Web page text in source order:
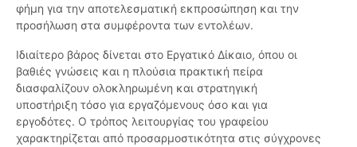
φήμη για την αποτελεσματική εκπροσώπηση και την
προσήλωση στα συμφέροντα των εντολέων.
Ιδιαίτερο βάρος δίνεται στο Εργατικό Δίκαιο, όπου οι
βαθιές γνώσεις και η πλούσια πρακτική πείρα
διασφαλίζουν ολοκληρωμένη και στρατηγική
υποστήριξη τόσο για εργαζόμενους όσο και για
εργοδότες. Ο τρόπος λειτουργίας του γραφείου
χαρακτηρίζεται από προσαρμοστικότητα στις σύγχρονες